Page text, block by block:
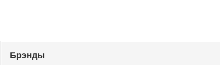
Брэнды